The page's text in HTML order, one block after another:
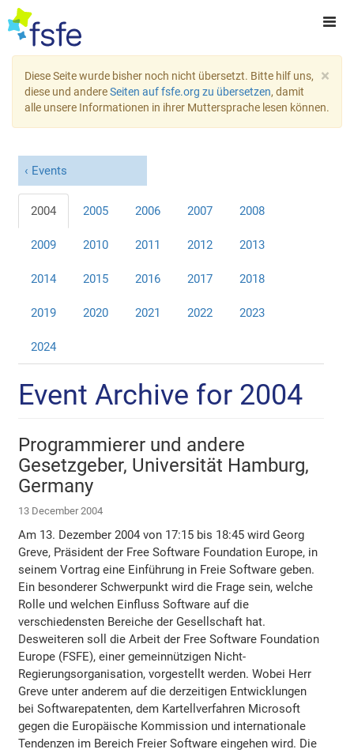
×
Diese Seite wurde bisher noch nicht übersetzt. Bitte hilf uns,
diese und andereSeiten auf fsfe.org zu übersetzen, damit
alle unsere Informationen in ihrer Muttersprache lesen können.
Events
2004 2005 2006 2007 2008
2009 2010 2011 2012 2013
2014 2015 2016 2017 2018
2019 2020 2021 2022 2023
2024
Event Archive for 2004
Programmierer und andere
Gesetzgeber, Universität Hamburg,
Germany
13 December 2004
Am 13. Dezember 2004 von 17:15 bis 18:45 wird Georg
Greve, Präsident der Free Software Foundation Europe, in
seinem Vortrag eine Einführung in Freie Software geben.
Ein besonderer Schwerpunkt wird die Frage sein, welche
Rolle und welchen Einfluss Software auf die
verschiedensten Bereiche der Gesellschaft hat.
Desweiteren soll die Arbeit der Free Software Foundation
Europe (FSFE), einer gemeinnützigen Nicht-
Regierungsorganisation, vorgestellt werden. Wobei Herr
Greve unter anderem auf die derzeitigen Entwicklungen
bei Softwarepatenten, dem Kartellverfahren Microsoft
gegen die Europäische Kommission und internationale
Tendenzen im Bereich Freier Software eingehen wird. Die